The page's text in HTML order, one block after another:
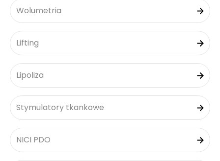
Wolumetria
Lifting
Lipoliza
Stymulatory tkankowe
NICI PDO